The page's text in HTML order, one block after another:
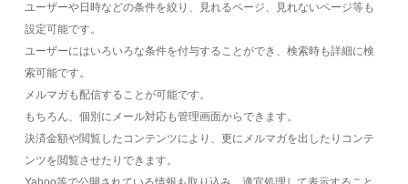
ユーザーや日時などの条件を絞り、見れるページ、見れないページ等も
設定可能です。
ユーザーにはいろいろな条件を付与することができ、検索時も詳細に検
索可能です。
メルマガも配信することが可能です。
もちろん、個別にメール対応も管理画面からできます。
決済金額や閲覧したコンテンツにより、更にメルマガを出したりコンテ
ンツを閲覧させたりできます。